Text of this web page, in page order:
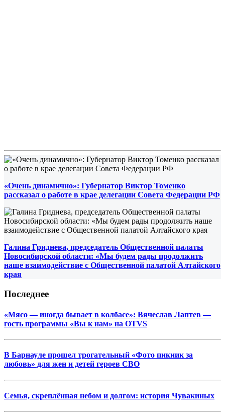
«Очень динамично»: Губернатор Виктор Томенко
рассказал о работе в крае делегации Совета Федерации РФ
Галина Гриднева, председатель Общественной палаты
Новосибирской области: «Мы будем рады продолжить
наше взаимодействие с Общественной палатой Алтайского
края
Последнее
«Мясо — иногда бывает в колбасе»: Вячеслав Лаптев —
гость программы «Вы к нам» на OTVS
В Барнауле прошел трогательный «Фото пикник за
любовь» для жен и детей героев СВО
Семья, скреплённая небом и долгом: история Чувакиных